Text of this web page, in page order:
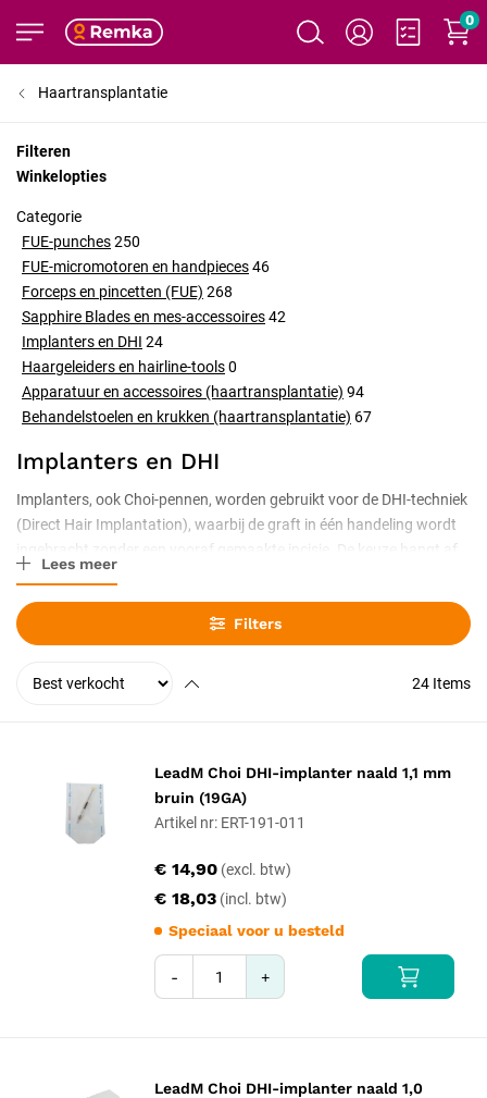
0
Haartransplantatie
Implanters en DHI
Implanters, ook Choi-pennen, worden gebruikt voor de DHI-techniek
(Direct Hair Implantation), waarbij de graft in één handeling wordt
ingebracht zonder een vooraf gemaakte incisie. De keuze hangt af
van het pentype en de bijbehorende naalddiameter. Met bijpassende
holle naalden, afgestemd op de graftgrootte.
Lees meer
Filters
24 Items
LeadM Choi DHI-implanter naald 1,1 mm
bruin (19GA)
Artikel nr: ERT-191-011
€ 18,03
€ 14,90
Speciaal voor u besteld
- +
LeadM Choi DHI-implanter naald 1,0
Filteren
Winkelopties
Categorie
FUE-punches250
FUE-micromotoren en handpieces46
Forceps en pincetten (FUE) 268
Sapphire Blades en mes-accessoires42
Implanters en DHI 24
Haargeleiders en hairline-tools0
Apparatuur en accessoires (haartransplantatie) 94
Behandelstoelen en krukken (haartransplantatie) 67